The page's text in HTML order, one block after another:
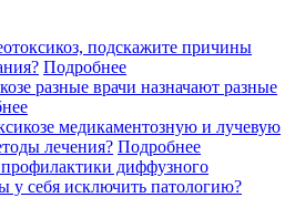
подскажите причины
Подробнее
разные врачи назначают разные
медикаментозную и лучевую
лечения? Подробнее
диффузного
у себя исключить патологию?